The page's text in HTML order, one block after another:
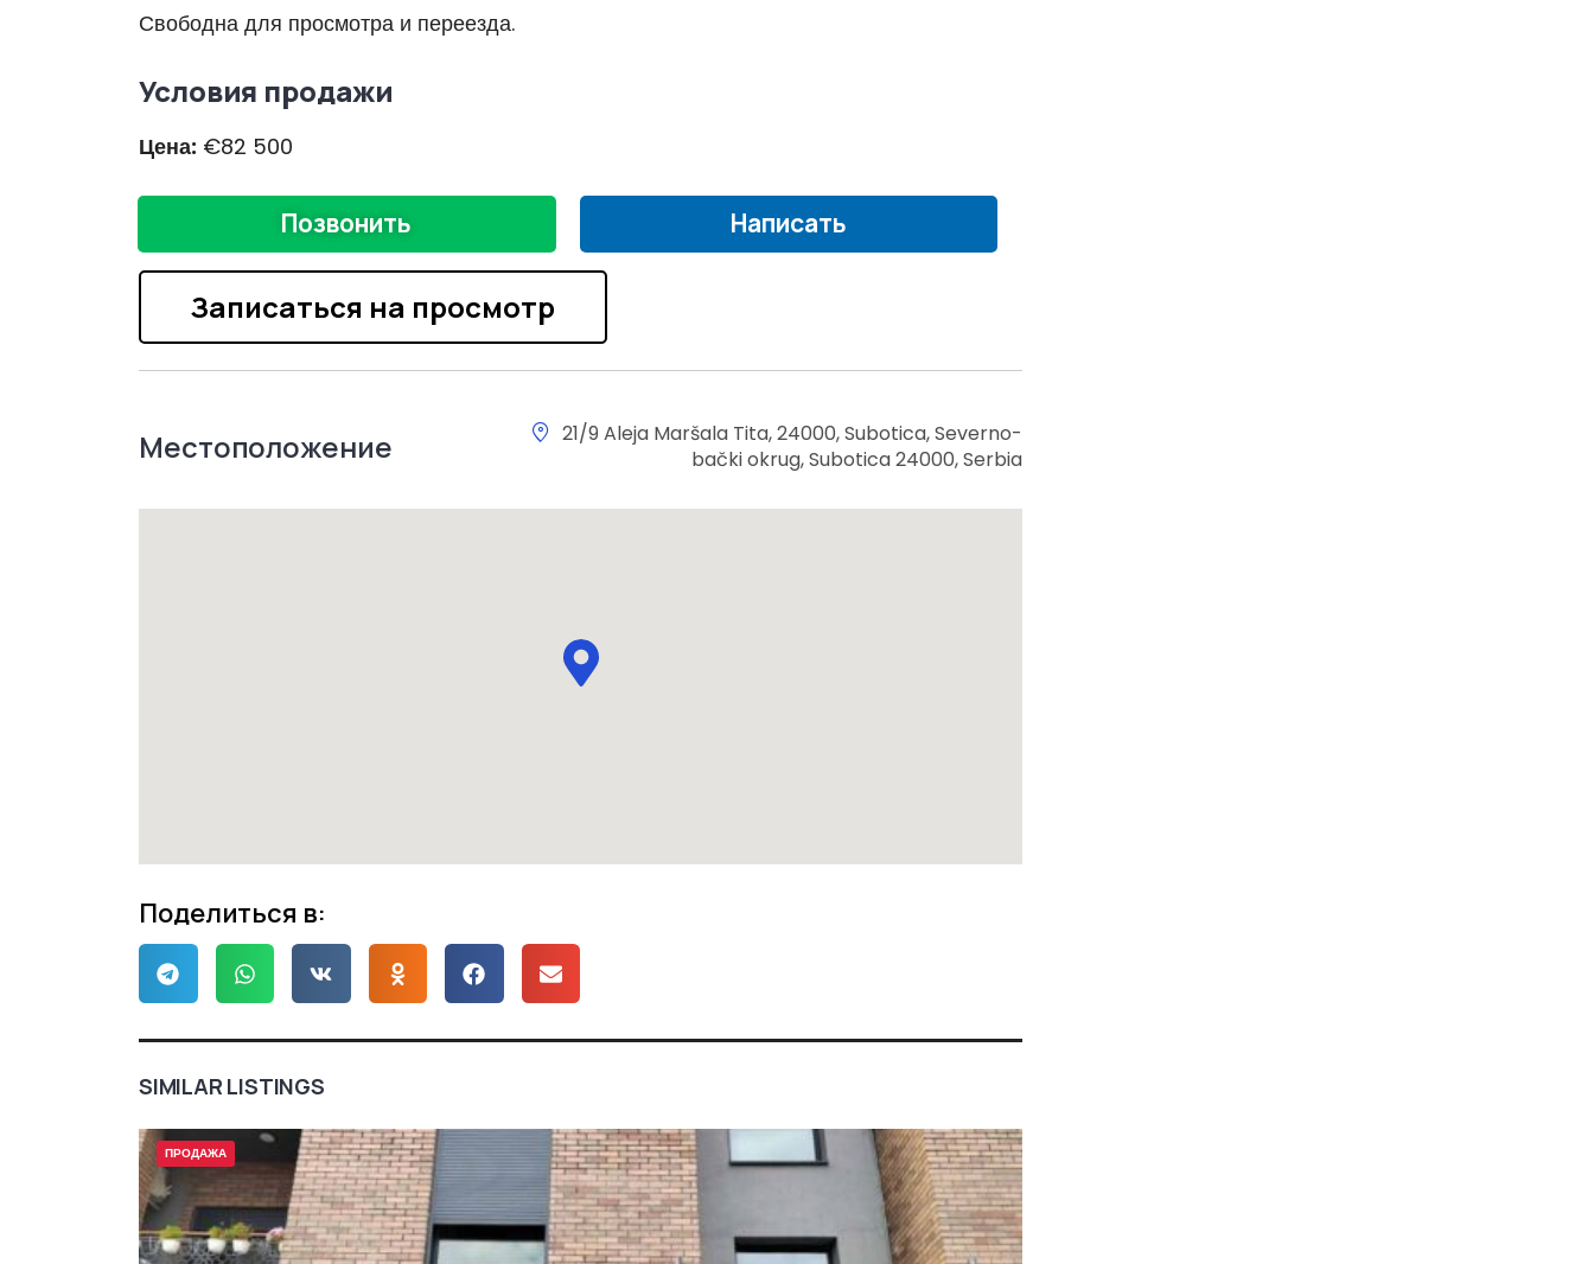
Свободна для просмотра и переезда.
Условия продажи
Цена: €82 500
Позвонить Написать
Записаться на просмотр
Местоположение
21/9 Aleja Maršala Tita, 24000, Subotica, Severno-
bački okrug, Subotica 24000, Serbia
Поделиться в:
SIMILAR LISTINGS
ПРОДАЖА